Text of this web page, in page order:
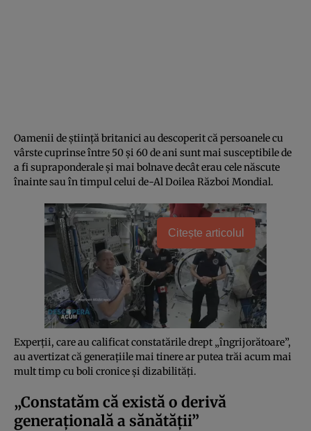
Oamenii de știință britanici au descoperit că persoanele cu
vârste cuprinse între 50 și 60 de ani sunt mai susceptibile de
a fi supraponderale și mai bolnave decât erau cele născute
înainte sau în timpul celui de-Al Doilea Război Mondial.
Citește articolul
Experții, care au calificat constatările drept „îngrijorătoare”,
au avertizat că generațiile mai tinere ar putea trăi acum mai
mult timp cu boli cronice și dizabilități.
„Constatăm că există o derivă
generațională a sănătății”